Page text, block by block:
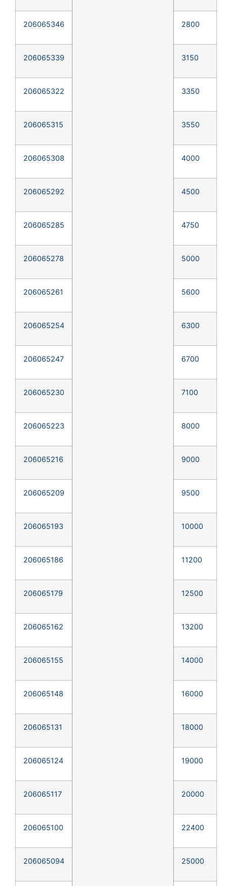
206065346 2800
206065339 3150
206065322 3350
206065315 3550
206065308 4000
206065292 4500
206065285 4750
206065278 5000
206065261 5600
206065254 6300
206065247 6700
206065230 7100
206065223 8000
206065216 9000
206065209 9500
206065193 10000
206065186 11200
206065179 12500
206065162 13200
206065155 14000
206065148 16000
206065131 18000
206065124 19000
206065117 20000
206065100 22400
206065094 25000